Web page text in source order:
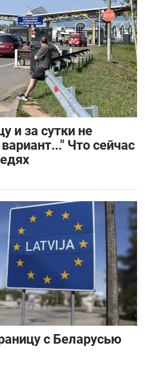
и за сутки не
Что сейчас
с Беларусью